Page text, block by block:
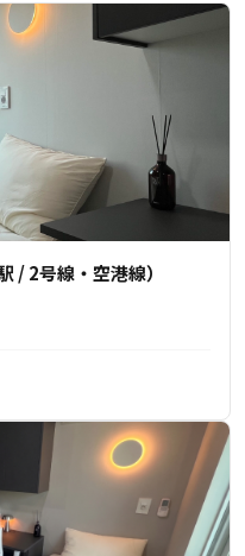
/ 2号線・空港線）